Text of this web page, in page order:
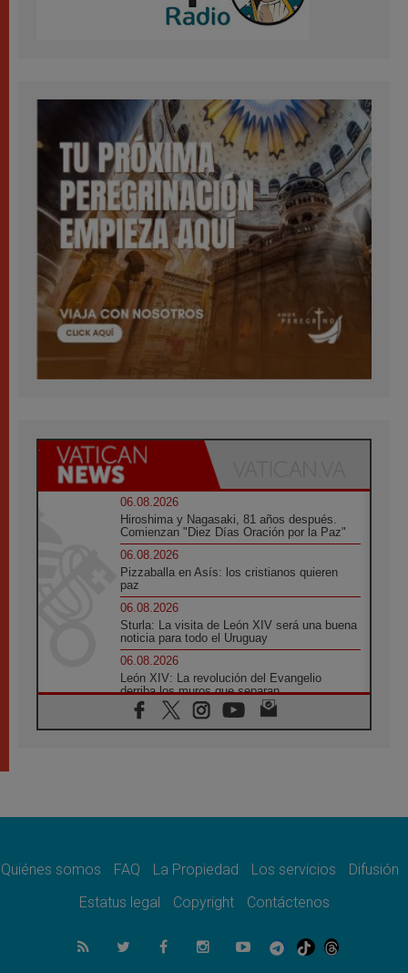
06.08.2026
Hiroshima y Nagasaki, 81 años después.
Comienzan "Diez Días Oración por la Paz"
06.08.2026
Pizzaballa en Asís: los cristianos quieren
paz
06.08.2026
Sturla: La visita de León XIV será una buena
noticia para todo el Uruguay
06.08.2026
León XIV: La revolución del Evangelio
derriba los muros que separan
06.08.2026
La Iglesia en Ceuta: caridad y esperanza
06.08.2026
06.08.2026
«construir la civilización del amor»
El cardenal Parolin en México: Toda la
sociedad necesita el mensaje del Evangelio
Quiénes somos FAQ La Propiedad Los servicios
Difusión
Estatus legal
Copyright Contáctenos